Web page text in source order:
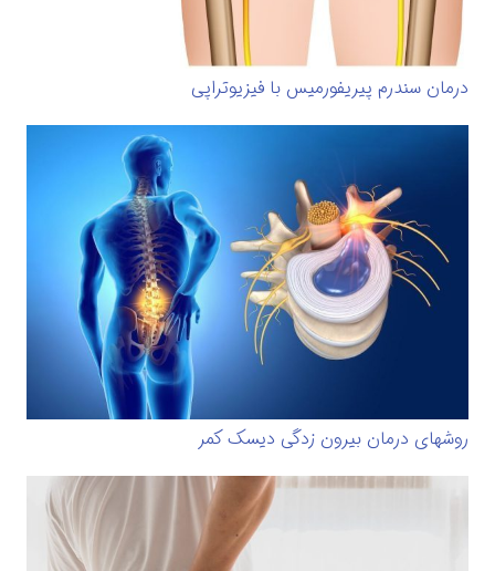
درمان سندرم پیریفورمیس با فیزیوتراپی
روشهای درمان بیرون زدگی دیسک کمر